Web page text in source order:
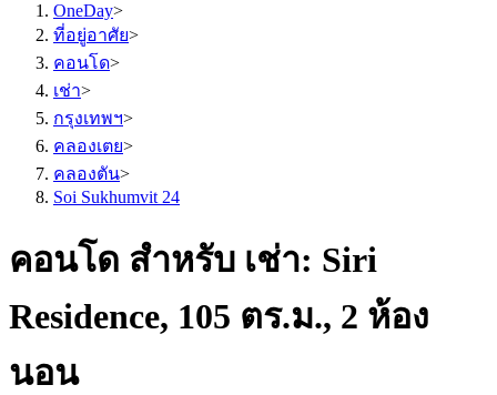
OneDay>
ที่อยู่อาศัย>
คอนโด>
เช่า>
กรุงเทพฯ>
คลองเตย>
คลองตัน>
Soi Sukhumvit 24
คอนโด สำหรับ เช่า: Siri
Residence, 105 ตร.ม., 2 ห้อง
นอน